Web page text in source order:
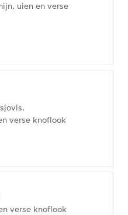
uien en verse
verse knoflook
verse knoflook